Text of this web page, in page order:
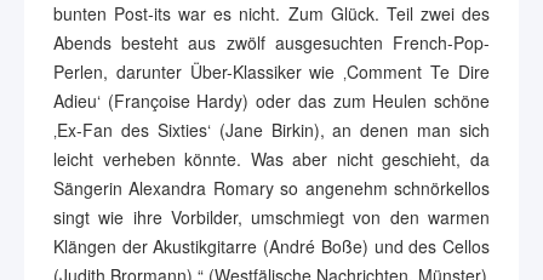
bunten Post-its war es nicht. Zum Glück. Teil zwei des
Abends besteht aus zwölf ausgesuchten French-Pop-
Perlen, darunter Über-Klassiker wie ‚Comment Te Dire
Adieu‘ (Françoise Hardy) oder das zum Heulen schöne
‚Ex-Fan des Sixties‘ (Jane Birkin), an denen man sich
leicht verheben könnte. Was aber nicht geschieht, da
Sängerin Alexandra Romary so angenehm schnörkellos
singt wie ihre Vorbilder, umschmiegt von den warmen
Klängen der Akustikgitarre (André Boße) und des Cellos